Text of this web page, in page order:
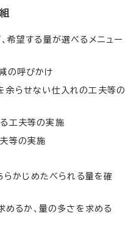
希望する量が選べるメニュー
の呼びかけ
余らせない仕入れの工夫等の
工夫等の実施
等の実施
らかじめたべられる量を確
るか、量の多さを求める